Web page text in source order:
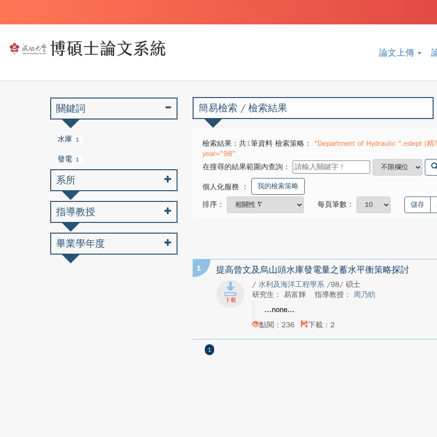
論文上傳
簡易檢索 / 檢索結果
檢索結果：共1筆資料 檢索策略：
"Department of Hydraulic ".edept (精
year="98"
在搜尋的結果範圍內查詢：
個人化服務 ： 我的檢索策略
排序： 每頁筆數： 儲存
1 提高曾文及烏山頭水庫發電量之蓄水平衡策略探討
/ 水利及海洋工程學系 /98/ 碩士
研究生： 易富輝
指導教授： 周乃昉
none
點閱：236
下載：2
1
關鍵詞
水庫 1
發電 1
系所
指導教授
畢業學年度